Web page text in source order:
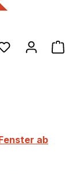
Du hast 0
ab